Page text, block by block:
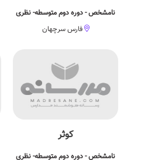
نامشخص - دوره دوم متوسطه- نظری
فارس سرچهان
کوثر
نامشخص - دوره دوم متوسطه- نظری